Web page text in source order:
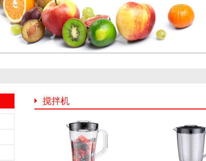
搅拌机